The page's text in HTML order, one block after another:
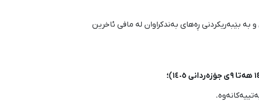
بێبەریکردنی ڕەهای بەندکراوان لە مافی ئاخرین